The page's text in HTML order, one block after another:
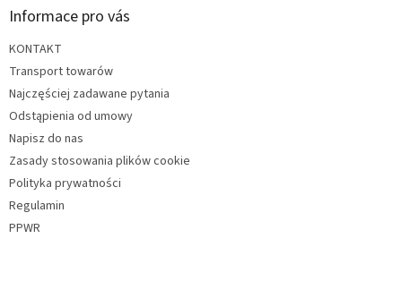
Informace pro vás
KONTAKT
Transport towarów
Najczęściej zadawane pytania
Odstąpienia od umowy
Napisz do nas
Zasady stosowania plików cookie
Polityka prywatności
Regulamin
PPWR